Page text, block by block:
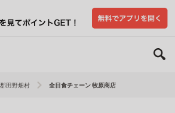
田野畑村 全日食チェーン 牧原商店